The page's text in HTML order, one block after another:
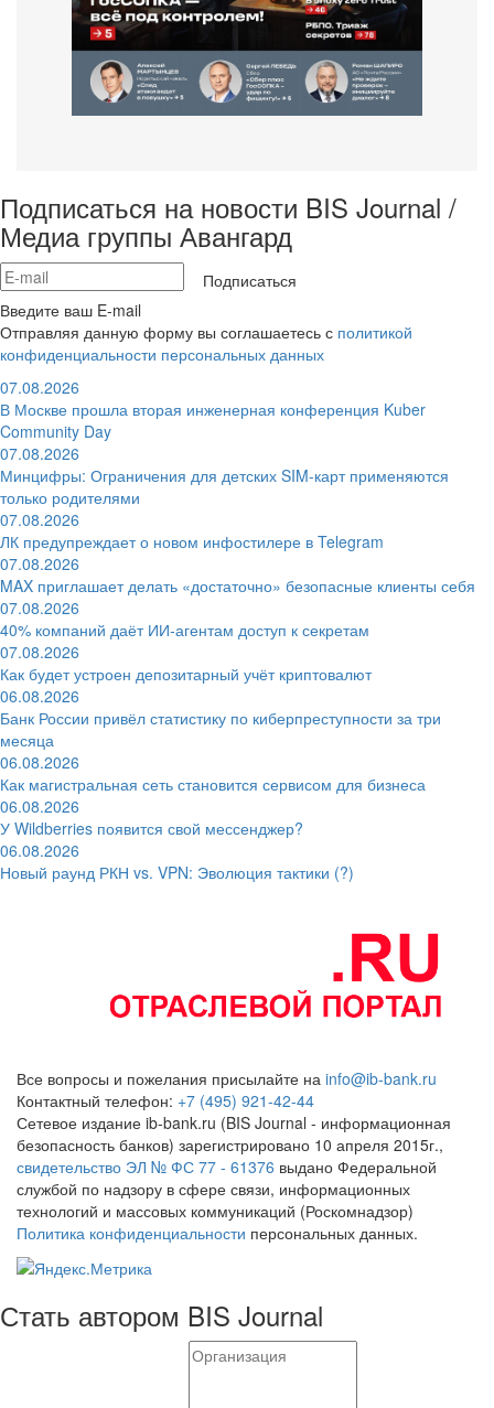
Подписаться на новости BIS Journal /
Медиа группы Авангард
Подписаться
Введите ваш E-mail
Отправляя данную форму вы соглашаетесь с политикой
конфиденциальности персональных данных
07.08.2026
В Москве прошла вторая инженерная конференция Kuber
Community Day
07.08.2026
Минцифры: Ограничения для детских SIM-карт применяются
только родителями
07.08.2026
ЛК предупреждает о новом инфостилере в Telegram
07.08.2026
MAX приглашает делать «достаточно» безопасные клиенты себя
07.08.2026
40% компаний даёт ИИ‑агентам доступ к секретам
07.08.2026
Как будет устроен депозитарный учёт криптовалют
06.08.2026
Банк России привёл статистику по киберпреступности за три
месяца
06.08.2026
Как магистральная сеть становится сервисом для бизнеса
06.08.2026
У Wildberries появится свой мессенджер?
06.08.2026
Новый раунд РКН vs. VPN: Эволюция тактики (?)
Все вопросы и пожелания присылайте на info@ib-bank.ru
Контактный телефон: +7 (495) 921-42-44
Сетевое издание ib-bank.ru (BIS Journal - информационная
безопасность банков) зарегистрировано 10 апреля 2015г.,
свидетельство ЭЛ № ФС 77 - 61376 выдано Федеральной
службой по надзору в сфере связи, информационных
технологий и массовых коммуникаций (Роскомнадзор)
Политика конфиденциальности персональных данных.
Стать автором BIS Journal